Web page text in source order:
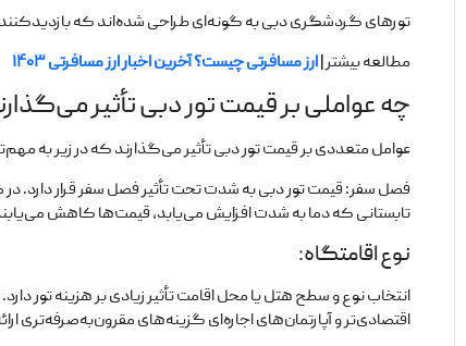
تورهای گردشگری دبی به گونه‌ای طراحی شده‌اند که
مطالعه بیشتر | ارز مسافرتی چیست؟ آخرین اخبار ارز مسافرتی ۱۴۰۳
چه عواملی بر قیمت تور دبی تأثیر
عوامل متعددی بر قیمت تور دبی تأثیر می‌گذارند که در زیر به
فصل سفر: قیمت تور دبی به شدت تحت تأثیر فصل سفر قرار دارد. در
تابستانی که دما به شدت افزایش می‌یابد، قیمت‌ها کاهش
نوع اقامتگاه:
انتخاب نوع و سطح هتل یا محل اقامت تأثیر زیادی بر هزینه تور
اقتصادی‌تر و آپارتمان‌های اجاره‌ای گزینه‌های مقرون‌به‌صرفه‌تری